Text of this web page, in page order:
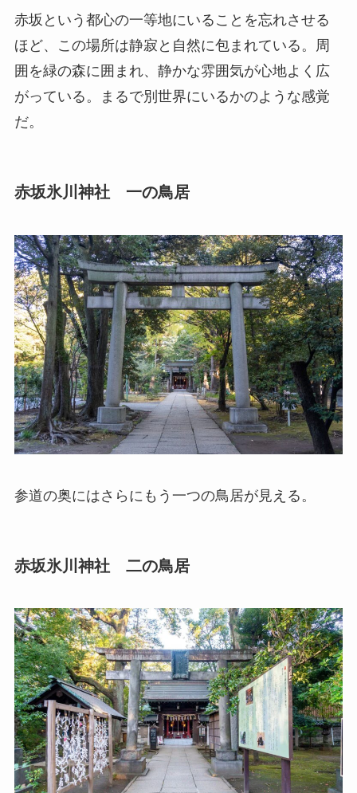
赤坂という都心の一等地にいることを忘れさせる
ほど、この場所は静寂と自然に包まれている。周
囲を緑の森に囲まれ、静かな雰囲気が心地よく広
がっている。まるで別世界にいるかのような感覚
だ。
赤坂氷川神社 一の鳥居
参道の奥にはさらにもう一つの鳥居が見える。
赤坂氷川神社 二の鳥居